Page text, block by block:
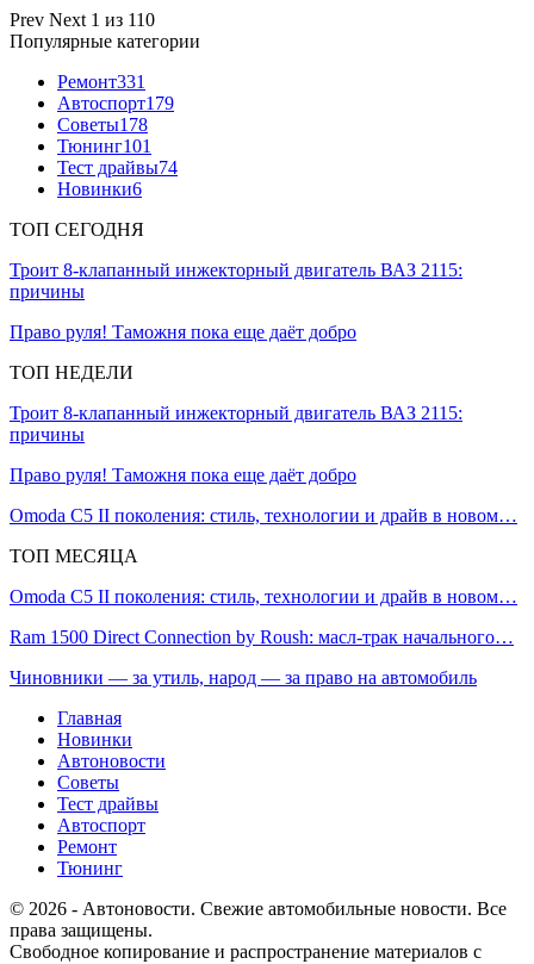
Prev Next 1 из 110
Популярные категории
Ремонт331
Автоспорт179
Советы178
Тюнинг101
Тест драйвы74
Новинки6
ТОП СЕГОДНЯ
Троит 8-клапанный инжекторный двигатель ВАЗ 2115:
причины
Право руля! Таможня пока еще даёт добро
ТОП НЕДЕЛИ
Троит 8-клапанный инжекторный двигатель ВАЗ 2115:
причины
Право руля! Таможня пока еще даёт добро
Omoda C5 II поколения: стиль, технологии и драйв в новом…
ТОП МЕСЯЦА
Omoda C5 II поколения: стиль, технологии и драйв в новом…
Ram 1500 Direct Connection by Roush: масл-трак начального…
Чиновники — за утиль, народ — за право на автомобиль
Главная
Новинки
Автоновости
Советы
Тест драйвы
Автоспорт
Ремонт
Тюнинг
© 2026 - Автоновости. Свежие автомобильные новости. Все
права защищены.
Свободное копирование и распространение материалов с